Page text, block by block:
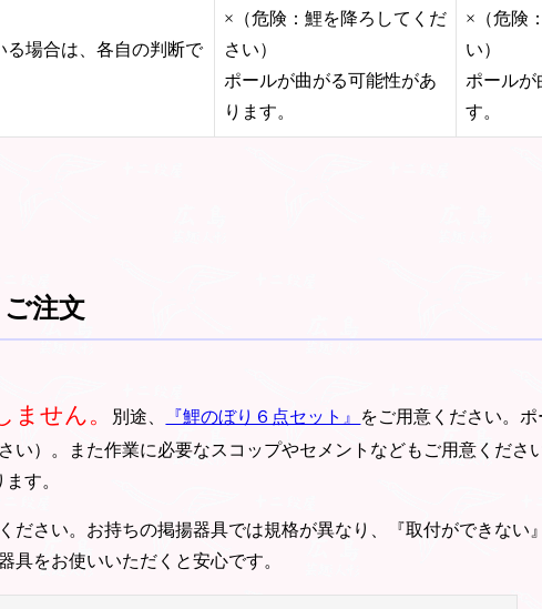
る場合は、各自の判断で
×（危険：鯉を降ろしてくだ
さい）
ポールが曲がる可能性があ
ります。
×（危険
い）
ポールが
す。
注文
ません。 別途、 『鯉のぼり６点セット』 をご用意ください。
い）。また作業に必要なスコップやセメントなどもご用意くださ
す。
ださい。お持ちの掲揚器具では規格が異なり、『取付ができない
具をお使いいただくと安心です。